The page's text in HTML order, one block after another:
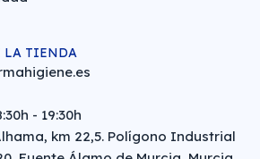
LA TIENDA
- 19:30h
km 22,5. Polígono Industrial